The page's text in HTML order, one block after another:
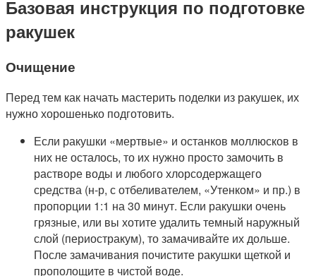
Базовая инструкция по подготовке
ракушек
Очищение
Перед тем как начать мастерить поделки из ракушек, их
нужно хорошенько подготовить.
Если ракушки «мертвые» и останков моллюсков в
них не осталось, то их нужно просто замочить в
растворе воды и любого хлорсодержащего
средства (н-р, с отбеливателем, «Утенком» и пр.) в
пропорции 1:1 на 30 минут. Если ракушки очень
грязные, или вы хотите удалить темный наружный
слой (периостракум), то замачивайте их дольше.
После замачивания почистите ракушки щеткой и
прополощите в чистой воде.